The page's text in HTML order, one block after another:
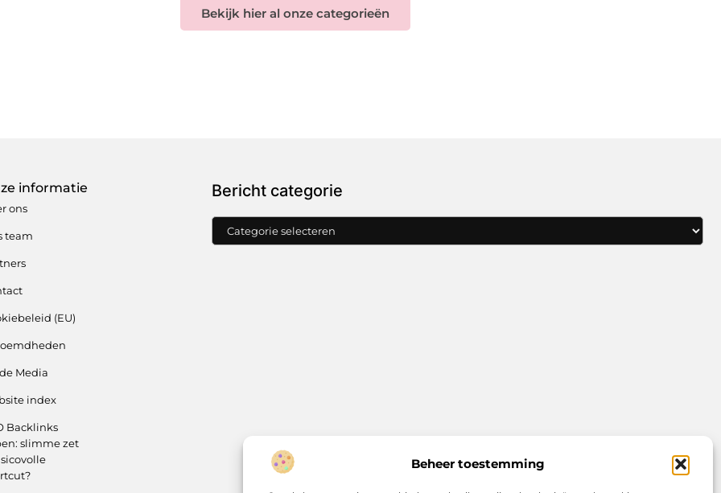
Beheer toestemming
Bekijk hier al onze categorieën
informatie
ons
team
(EU)
Media
index
Backlinks
slimme zet
Bericht categorie